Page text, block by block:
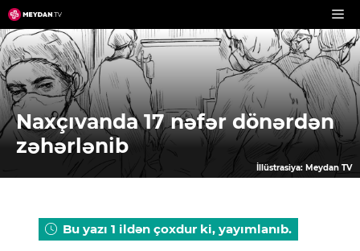
Skip
to
content
Naxçıvanda 17 nəfər dönərdən
zəhərlənib
İllüstrasiya: Meydan TV
Bu yazı 1 ildən çoxdur ki, yayımlanıb.